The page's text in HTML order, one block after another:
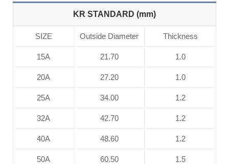
KR STANDARD (mm)
SIZE Outside Diameter Thickness
15A 21.70 1.0
20A 27.20 1.0
25A 34.00 1.2
32A 42.70 1.2
40A 48.60 1.2
50A 60.50 1.5